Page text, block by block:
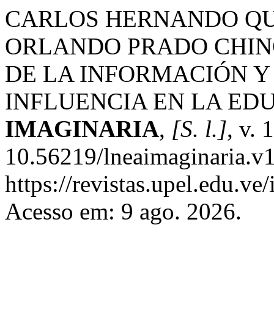
CARLOS HERNANDO
ORLANDO PRADO
DE LA INFORMACIÓN
INFLUENCIA EN LA
IMAGINARIA, [S. l.], v.
10.56219/
https://
Acesso em: 9 ago. 2026.